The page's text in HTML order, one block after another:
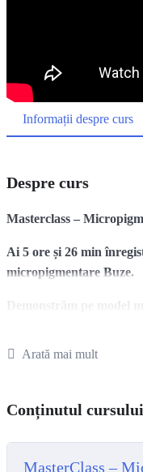
Informații despre curs
Despre curs
Masterclass –
Ai 5 ore și 26 min
micropigmentare Buze.
Teoria ce ține de:
Arată mai mult
Conținutul cursului
MasterClass –